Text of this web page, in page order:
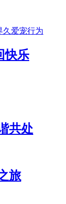
快乐
共处
旅